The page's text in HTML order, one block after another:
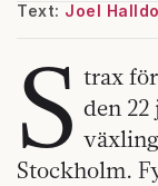
Text: Joel
S trax
den
Stockholm.